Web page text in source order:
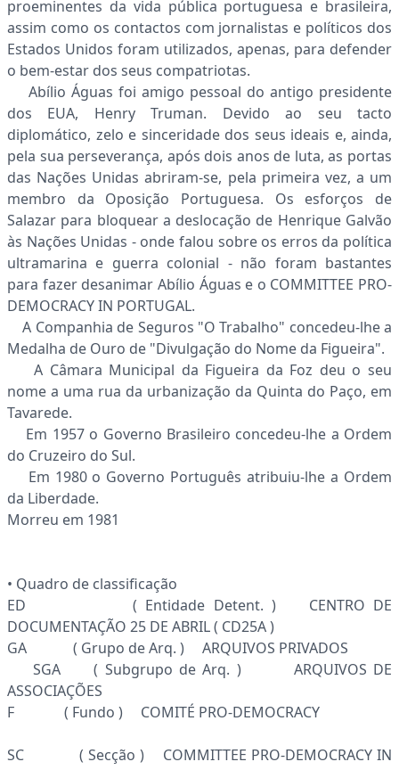
proeminentes da vida pública portuguesa e brasileira,
assim como os contactos com jornalistas e políticos dos
Estados Unidos foram utilizados, apenas, para defender
o bem-estar dos seus compatriotas.
Abílio Águas foi amigo pessoal do antigo presidente
dos EUA, Henry Truman. Devido ao seu tacto
diplomático, zelo e sinceridade dos seus ideais e, ainda,
pela sua perseverança, após dois anos de luta, as portas
das Nações Unidas abriram-se, pela primeira vez, a um
membro da Oposição Portuguesa. Os esforços de
Salazar para bloquear a deslocação de Henrique Galvão
às Nações Unidas - onde falou sobre os erros da política
ultramarina e guerra colonial - não foram bastantes
para fazer desanimar Abílio Águas e o COMMITTEE PRO-
DEMOCRACY IN PORTUGAL.
A Companhia de Seguros "O Trabalho" concedeu-lhe a
Medalha de Ouro de "Divulgação do Nome da Figueira".
A Câmara Municipal da Figueira da Foz deu o seu
nome a uma rua da urbanização da Quinta do Paço, em
Tavarede.
Em 1957 o Governo Brasileiro concedeu-lhe a Ordem
do Cruzeiro do Sul.
Em 1980 o Governo Português atribuiu-lhe a Ordem
da Liberdade.
Morreu em 1981
• Quadro de classificação
ED ( Entidade Detent. ) CENTRO DE
DOCUMENTAÇÃO 25 DE ABRIL ( CD25A )
GA ( Grupo de Arq. ) ARQUIVOS PRIVADOS
SGA ( Subgrupo de Arq. ) ARQUIVOS DE
ASSOCIAÇÕES
F ( Fundo ) COMITÉ PRO-DEMOCRACY
SC ( Secção ) COMMITTEE PRO-DEMOCRACY IN